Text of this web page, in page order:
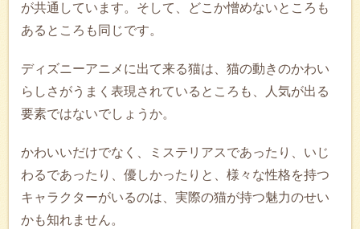
が共通しています。そして、どこか憎めないところも
あるところも同じです。
ディズニーアニメに出て来る猫は、猫の動きのかわい
らしさがうまく表現されているところも、人気が出る
要素ではないでしょうか。
かわいいだけでなく、ミステリアスであったり、いじ
わるであったり、優しかったりと、様々な性格を持つ
キャラクターがいるのは、実際の猫が持つ魅力のせい
かも知れません。